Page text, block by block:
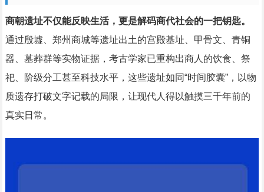
商朝遗址不仅能反映生活，更是解码商代社会的一把钥匙。
通过殷墟、郑州商城等遗址出土的宫殿基址、甲骨文、青铜
器、墓葬群等实物证据，考古学家已重构出商人的饮食、祭
祀、阶级分工甚至科技水平，这些遗址如同“时间胶囊”，以物
质遗存打破文字记载的局限，让现代人得以触摸三千年前的
真实日常。